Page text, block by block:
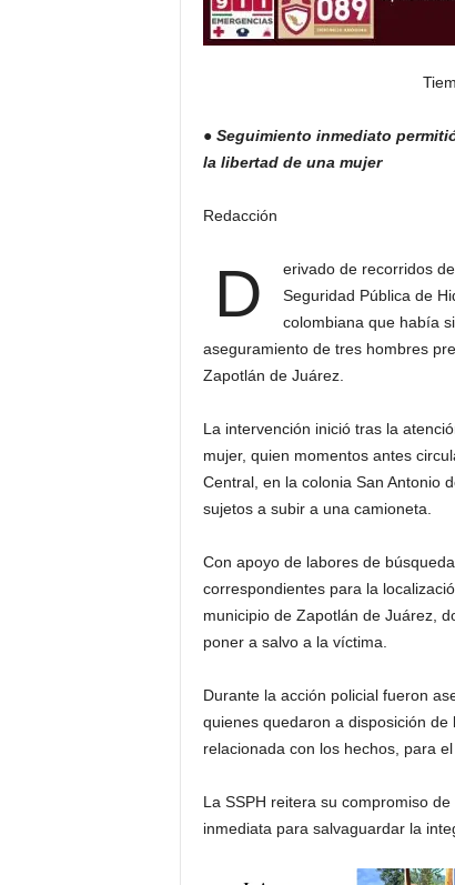
● Seguimiento inmediato
la libertad de una mujer
Redacción
D
erivado de recorridos
Seguridad Pública de
colombiana que había
aseguramiento de tres hombres
Zapotlán de Juárez.
La intervención inició tras la
mujer, quien momentos antes
Central, en la colonia San Antonio
sujetos a subir a una camioneta.
Con apoyo de labores de
correspondientes para la
municipio de Zapotlán de Juárez,
poner a salvo a la víctima.
Durante la acción policial fueron
quienes quedaron a disposición
relacionada con los hechos, para
La SSPH reitera su compromiso
inmediata para salvaguardar la